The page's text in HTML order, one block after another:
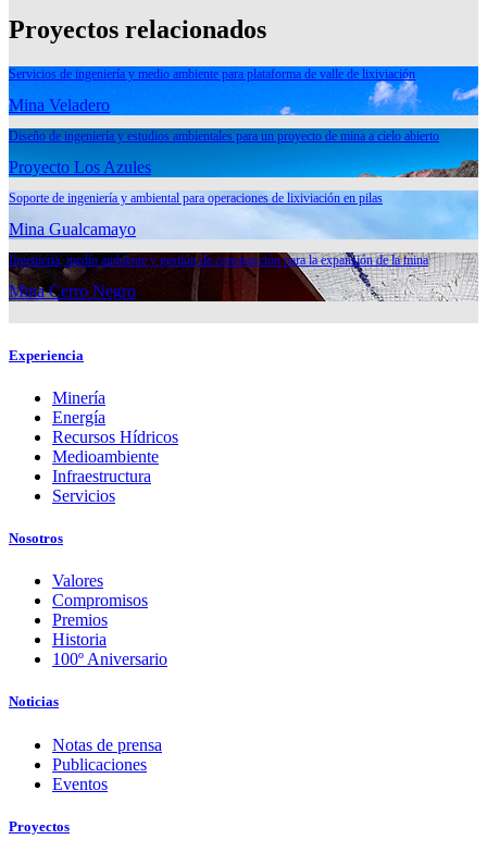
Proyectos relacionados
Servicios de ingeniería y medio ambiente para plataforma de valle de lixiviación
Mina Veladero
Diseño de ingeniería y estudios ambientales para un proyecto de mina a cielo abierto
Proyecto Los Azules
Soporte de ingeniería y ambiental para operaciones de lixiviación en pilas
Mina Gualcamayo
Ingeniería, medio ambiente y gestión de construcción para la expansión de la mina
Mina Cerro Negro
Experiencia
Minería
Energía
Recursos Hídricos
Medioambiente
Infraestructura
Servicios
Nosotros
Valores
Compromisos
Premios
Historia
100º Aniversario
Noticias
Notas de prensa
Publicaciones
Eventos
Proyectos